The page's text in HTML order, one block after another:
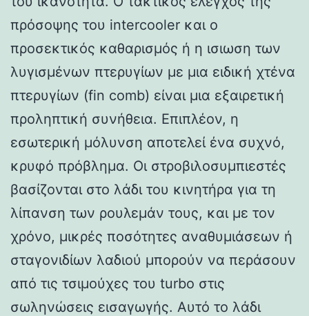
πρόσοψης του intercooler και ο
προσεκτικός καθαρισμός ή η ισιωση των
λυγισμένων πτερυγίων με μια ειδική χτένα
πτερυγίων (fin comb) είναι μια εξαιρετική
προληπτική συνήθεια. Επιπλέον, η
εσωτερική μόλυνση αποτελεί ένα συχνό,
κρυφό πρόβλημα. Οι στροβιλοσυμπιεστές
βασίζονται στο λάδι του κινητήρα για τη
λίπανση των ρουλεμάν τους, και με τον
χρόνο, μικρές ποσότητες αναθυμιάσεων ή
σταγονιδίων λαδιού μπορούν να περάσουν
από τις τσιμούχες του turbo στις
σωληνώσεις εισαγωγής. Αυτό το λάδι